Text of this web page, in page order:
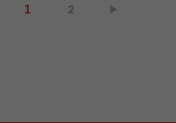
1 2 ⯈